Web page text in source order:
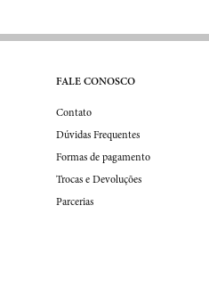
FALE CONOSCO
Contato
Dúvidas Frequentes
Formas de pagamento
Trocas e Devoluções
Parcerias